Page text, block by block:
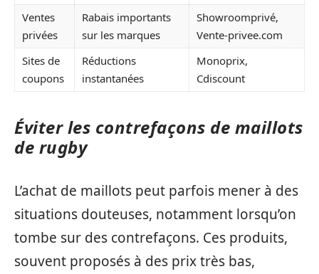
Ventes
privées
Rabais importants
sur les marques
Showroomprivé,
Vente-privee.com
Sites de
coupons
Réductions
instantanées
Monoprix,
Cdiscount
Éviter les contrefaçons de maillots
de rugby
L’achat de maillots peut parfois mener à des
situations douteuses, notamment lorsqu’on
tombe sur des contrefaçons. Ces produits,
souvent proposés à des prix très bas,